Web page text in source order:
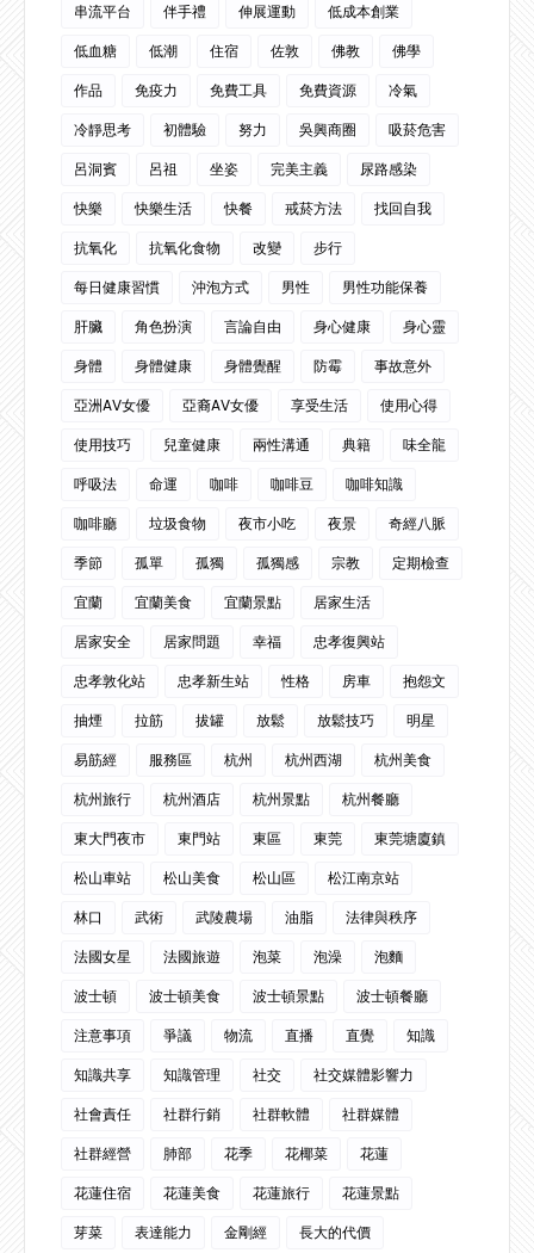
串流平台 伴手禮 伸展運動
低成本創業
低血糖
低潮 住宿 佐敦 佛教
佛學
作品
免疫力 免費工具 免費資源
冷氣
冷靜思考
初體驗 努力 吳興商圈
吸菸危害
呂洞賓
呂祖 坐姿 完美主義
尿路感染
快樂
快樂生活 快餐 戒菸方法
找回自我
抗氧化
抗氧化食物 改變
步行
每日健康習慣
沖泡方式 男性
男性功能保養
肝臟
角色扮演 言論自由 身心健康
身心靈
身體
身體健康 身體覺醒 防霉
事故意外
亞洲AV女優
亞裔AV女優 享受生活
使用心得
使用技巧
兒童健康 兩性溝通 典籍
味全龍
呼吸法
命運 咖啡 咖啡豆
咖啡知識
咖啡廳
垃圾食物 夜市小吃 夜景
奇經八脈
季節
孤單 孤獨 孤獨感 宗教
定期檢查
宜蘭
宜蘭美食 宜蘭景點
居家生活
居家安全
居家問題 幸福
忠孝復興站
忠孝敦化站
忠孝新生站 性格 房車
抱怨文
抽煙
拉筋 拔罐 放鬆 放鬆技巧
明星
易筋經
服務區 杭州 杭州西湖
杭州美食
杭州旅行
杭州酒店 杭州景點
杭州餐廳
東大門夜市
東門站 東區 東莞
東莞塘廈鎮
松山車站
松山美食 松山區
松江南京站
林口
武術 武陵農場 油脂
法律與秩序
法國女星
法國旅遊 泡菜 泡澡
泡麵
波士頓
波士頓美食 波士頓景點
波士頓餐廳
注意事項
爭議 物流 直播 直覺
知識
知識共享
知識管理 社交
社交媒體影響力
社會責任
社群行銷 社群軟體
社群媒體
社群經營
肺部 花季 花椰菜
花蓮
花蓮住宿
花蓮美食 花蓮旅行
花蓮景點
芽菜
表達能力 金剛經
長大的代價